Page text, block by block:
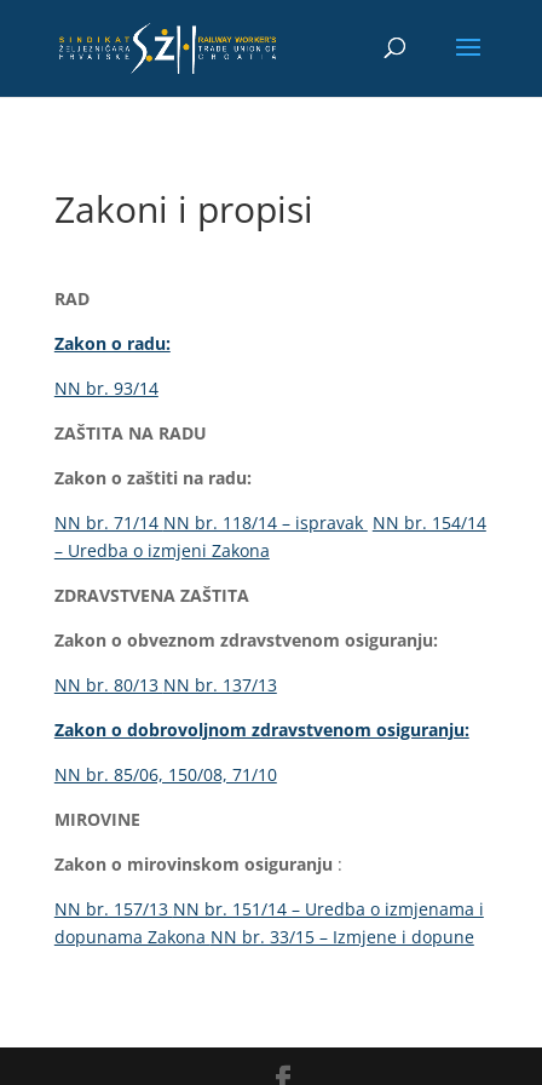
Zakoni i propisi
RAD
Zakon o radu:
NN br. 93/14
ZAŠTITA NA RADU
Zakon o zaštiti na radu:
NN br. 71/14 NN br. 118/14 – ispravak NN br. 154/14
– Uredba o izmjeni Zakona
ZDRAVSTVENA ZAŠTITA
Zakon o obveznom zdravstvenom osiguranju:
NN br. 80/13 NN br. 137/13
Zakon o dobrovoljnom zdravstvenom osiguranju:
NN br. 85/06, 150/08, 71/10
MIROVINE
Zakon o mirovinskom osiguranju :
NN br. 157/13 NN br. 151/14 – Uredba o izmjenama i
dopunama Zakona NN br. 33/15 – Izmjene i dopune